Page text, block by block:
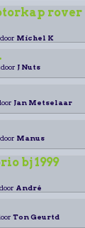
rover
Michel K
J Nuts
Jan Metselaar
Manus
bj 1999
André
Ton Geurtd